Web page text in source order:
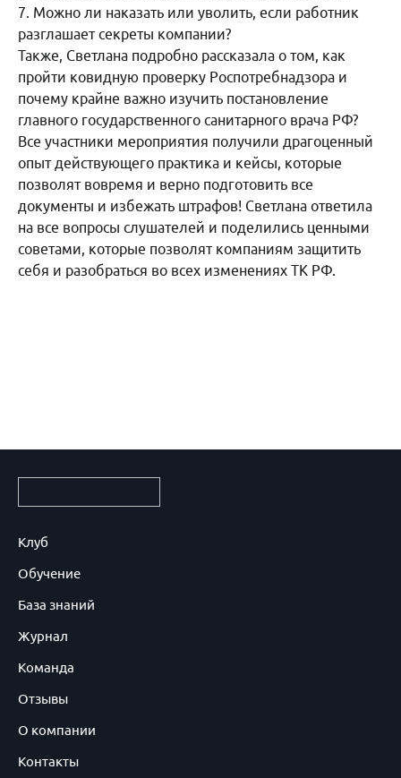
7. Можно ли наказать или уволить, если работник
разглашает секреты компании?
Также, Светлана подробно рассказала о том, как
пройти ковидную проверку Роспотребнадзора и
почему крайне важно изучить постановление
главного государственного санитарного врача РФ?
Все участники мероприятия получили драгоценный
опыт действующего практика и кейсы, которые
позволят вовремя и верно подготовить все
документы и избежать штрафов! Светлана ответила
на все вопросы слушателей и поделились ценными
советами, которые позволят компаниям защитить
себя и разобраться во всех изменениях ТК РФ.
Клуб
Обучение
База знаний
Журнал
Команда
Отзывы
О компании
Контакты